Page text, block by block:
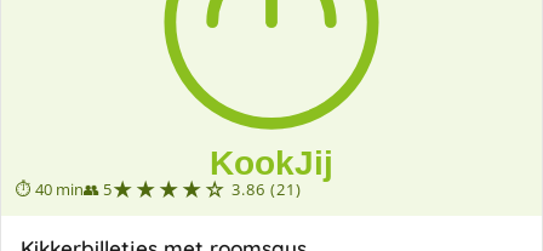
⏱ 40 min👥 5★★★★☆ 3.86 (21)